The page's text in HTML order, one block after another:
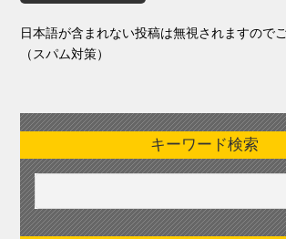
日本語が含まれない投稿は無視されますので
（スパム対策）
キーワード検索